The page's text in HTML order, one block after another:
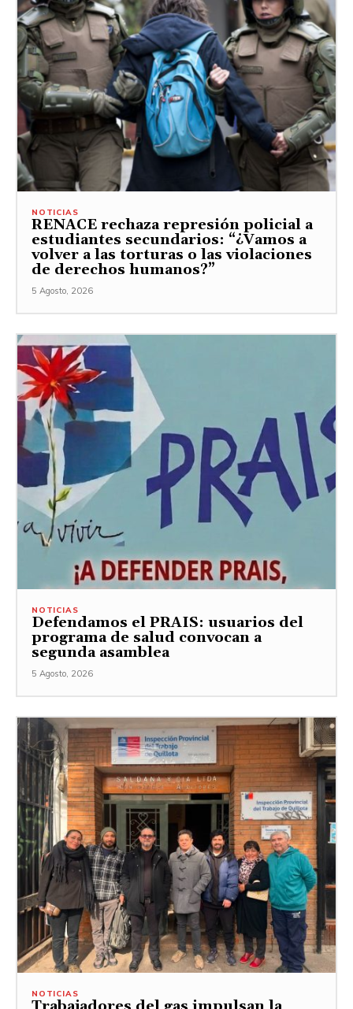
NOTICIAS
RENACE rechaza represión policial a
estudiantes secundarios: “¿Vamos a
volver a las torturas o las violaciones
de derechos humanos?”
5 Agosto, 2026
NOTICIAS
Defendamos el PRAIS: usuarios del
programa de salud convocan a
segunda asamblea
5 Agosto, 2026
NOTICIAS